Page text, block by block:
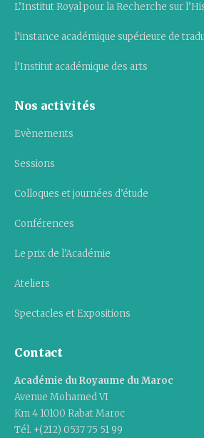
L’Institut Royal pour la Recherche sur
l’instance académique supérieure de
l’Institut académique des arts
Nos activités
Evènements
Sessions
Colloques et journées d’étude
Conférences
Le prix de l’Académie
Ateliers
Spectacles et Expositions
Contact
Académie du Royaume du Maroc
Avenue Mohamed VI
Km 4 10100 Rabat Maroc
Tél. +(212) 0537 75 51 99